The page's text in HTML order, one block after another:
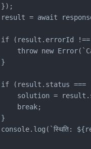
= await
(result.errorId
throw new
(result.status ===
solution =
break;